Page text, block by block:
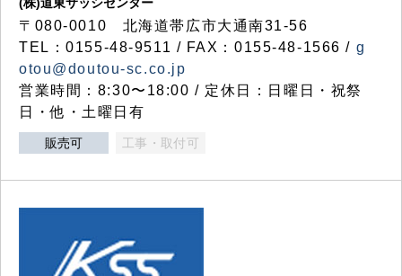
〒080-0010 北海道帯広市大通南31-56
TEL：0155-48-9511 / FAX：0155-48-1566 / g
otou@doutou-sc.co.jp
営業時間：8:30〜18:00 / 定休日：日曜日・祝祭
日・他・土曜日有
販売可 工事・取付可